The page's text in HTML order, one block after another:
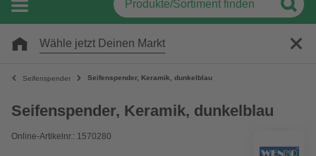
Wähle jetzt Deinen Markt
Seifenspender Seifenspender, Keramik, dunkelblau
Seifenspender, Keramik, dunkelblau
Online-Artikelnr.: 1570280